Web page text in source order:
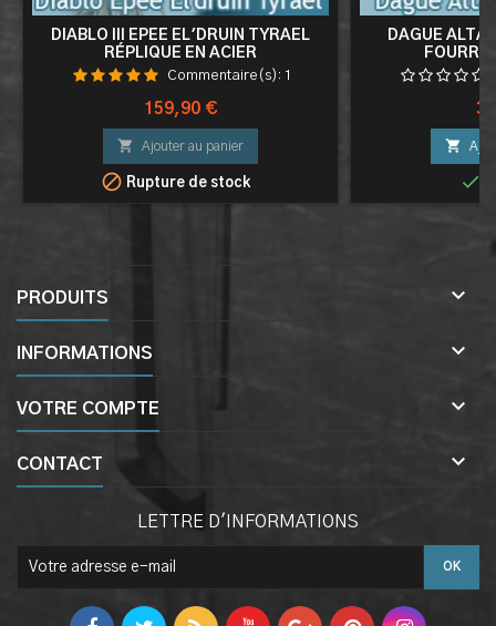
DIABLO III EPEE EL'DRUIN TYRAEL
RÉPLIQUE EN ACIER
Commentaire(s): 1
Prix
159,90 €
 Ajouter au panier
 Rupture de stock
DAGUE


PRODUITS 
INFORMATIONS 
VOTRE COMPTE 
CONTACT 
LETTRE D'INFORMATIONS